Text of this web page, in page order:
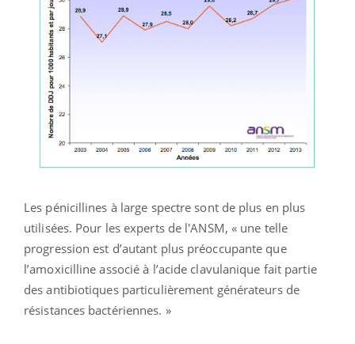
Les pénicillines à large spectre sont de plus en plus
utilisées. Pour les experts de l'ANSM, « une telle
progression est d’autant plus préoccupante que
l’amoxicilline associé à l’acide clavulanique fait partie
des antibiotiques particulièrement générateurs de
résistances bactériennes. »